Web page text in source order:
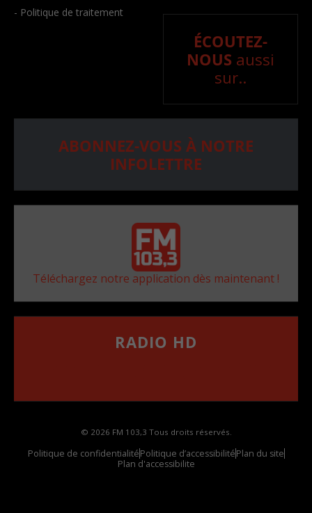
- Politique de traitement
ÉCOUTEZ-
NOUS aussi
sur..
ABONNEZ-VOUS À NOTRE
INFOLETTRE
Téléchargez notre application dès maintenant !
RADIO HD
© 2026 FM 103,3 Tous droits réservés.
Politique de confidentialitéPolitique d’accessibilitéPlan du site
Plan d'accessibilite